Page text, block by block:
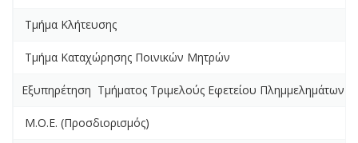
Τμήμα Κλήτευσης
Τμήμα Καταχώρησης Ποινικών Μητρών
Εξυπηρέτηση Τμήματος Τριμελούς Εφετείου Πλημμελημάτων
Μ.Ο.Ε. (Προσδιορισμός)